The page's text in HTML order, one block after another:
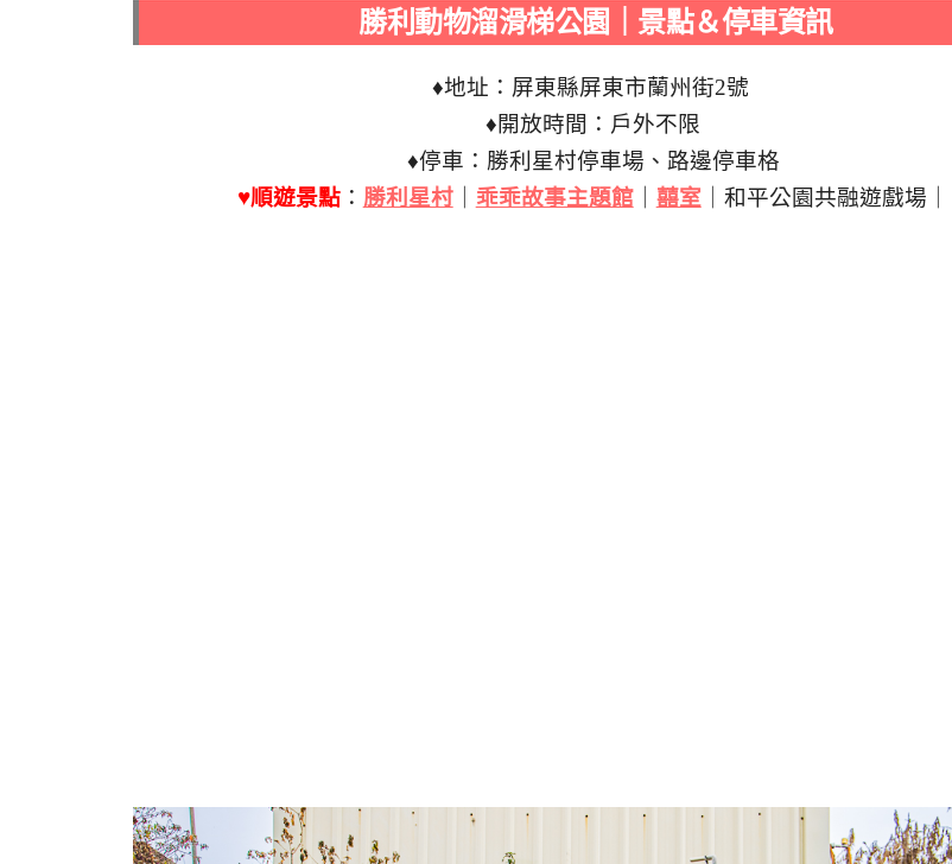
勝利動物溜滑梯公園｜景點＆停車資訊
♦地址：屏東縣屏東市蘭州街2號
♦開放時間：戶外不限
♦停車：勝利星村停車場、路邊停車格
♥順遊景點： 勝利星村｜ 乖乖故事主題館｜ 囍室 ｜和平公園共融遊戲場｜